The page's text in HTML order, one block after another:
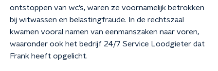
ontstoppen van wc’s, waren ze voornamelijk betrokken
bij witwassen en belastingfraude. In de rechtszaal
kwamen vooral namen van eenmanszaken naar voren,
waaronder ook het bedrijf 24/7 Service Loodgieter dat
Frank heeft opgelicht.